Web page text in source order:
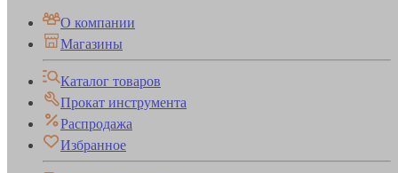
О компании
Магазины
Каталог товаров
Прокат инструмента
Распродажа
Избранное